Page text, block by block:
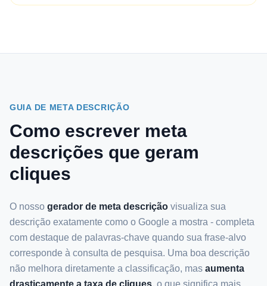
GUIA DE META DESCRIÇÃO
Como escrever meta
descrições que geram
cliques
O nosso gerador de meta descrição visualiza sua
descrição exatamente como o Google a mostra - completa
com destaque de palavras-chave quando sua frase-alvo
corresponde à consulta de pesquisa. Uma boa descrição
não melhora diretamente a classificação, mas aumenta
drasticamente a taxa de cliques, o que significa mais